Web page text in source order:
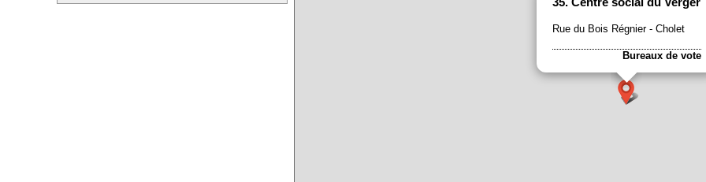
Rue du Bois Régnier - Cholet
Bureaux de vote